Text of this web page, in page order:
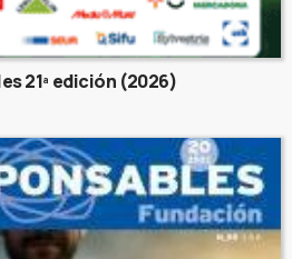
21ª edición (2026)